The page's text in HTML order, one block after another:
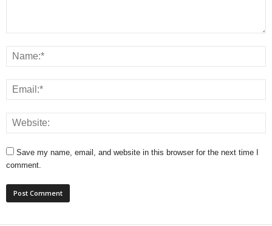
Save my name, email, and website in this browser for the next time I
comment.